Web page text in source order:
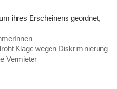
ihres Erscheinens geordnet,
Klage wegen Diskriminierung
Vermieter